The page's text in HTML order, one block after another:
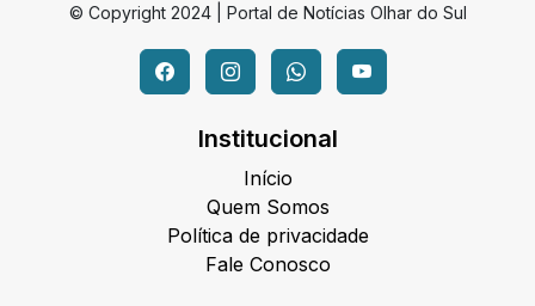
© Copyright 2024 | Portal de Notícias Olhar do Sul
Institucional
Início
Quem Somos
Política de privacidade
Fale Conosco